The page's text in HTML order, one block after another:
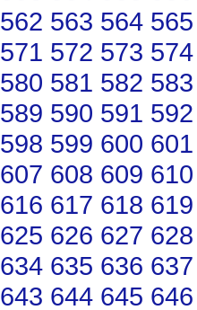
562 563 564 565
571 572 573 574
580 581 582 583
589 590 591 592
598 599 600 601
607 608 609 610
616 617 618 619
625 626 627 628
634 635 636 637
643 644 645 646